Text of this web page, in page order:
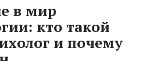
в мир
кто такой
и почему